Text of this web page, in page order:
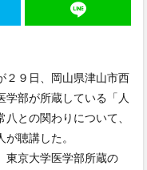
９日、岡山県津山市西
学部が所蔵している「人
との関わりについて、
聴講した。
東京大学医学部所蔵の